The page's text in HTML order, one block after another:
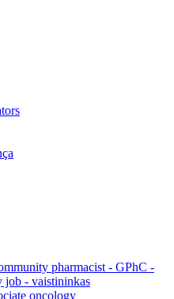
pharmacist - GPhC -
job - vaistininkas
oncology